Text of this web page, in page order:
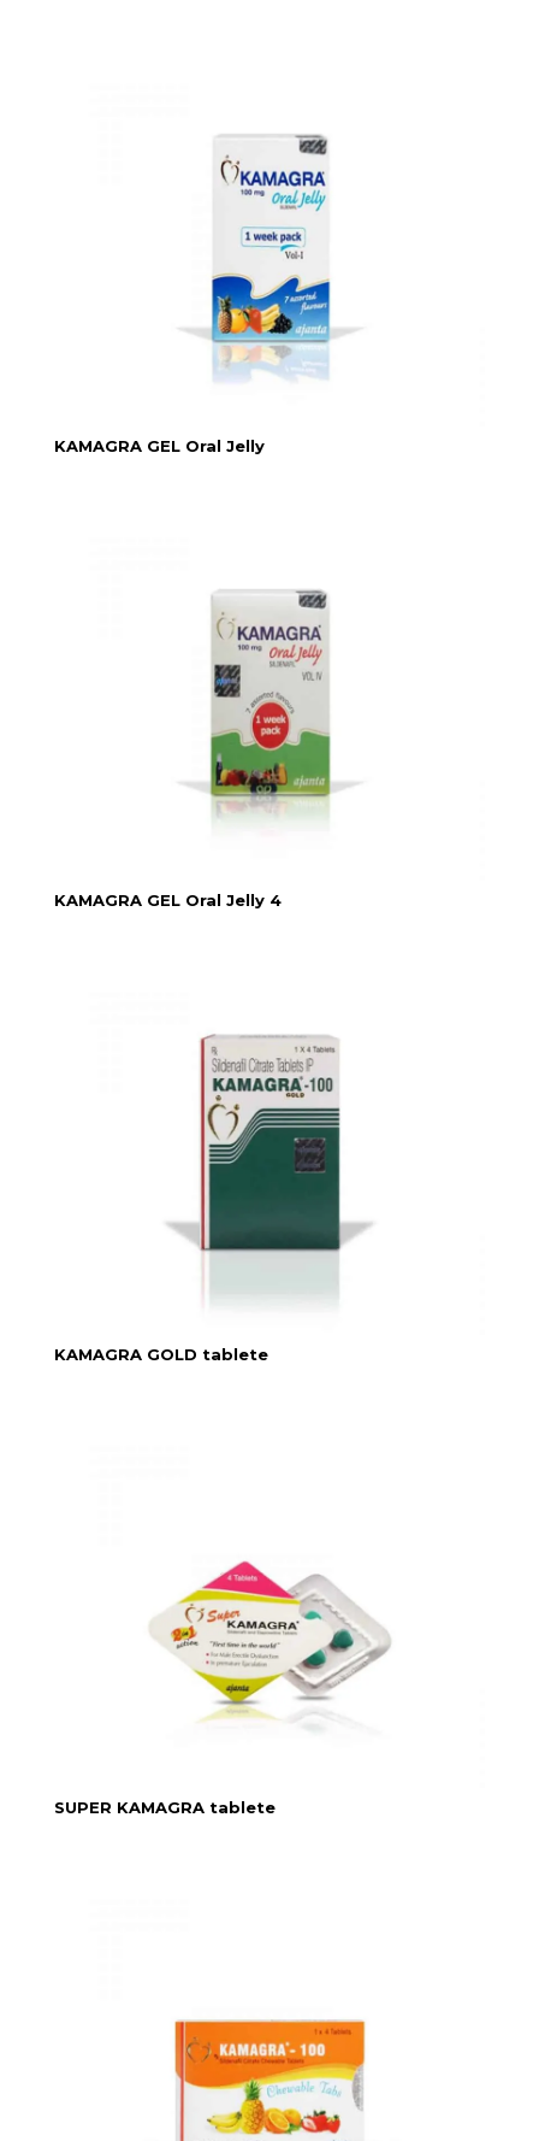
KAMAGRA GEL Oral Jelly
KAMAGRA GEL Oral Jelly 4
KAMAGRA GOLD tablete
SUPER KAMAGRA tablete